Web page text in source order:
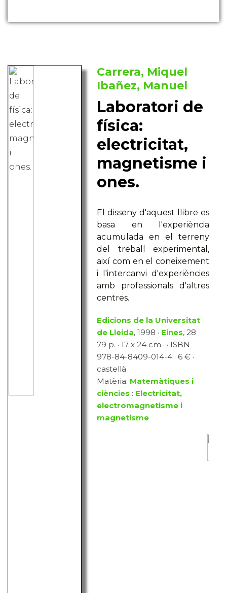
Carrera, Miquel
Ibañez, Manuel
Laboratori de
física:
electricitat,
magnetisme i
ones.
El disseny d'aquest llibre es
basa en l'experiència
acumulada en el terreny
del treball experimental,
així com en el coneixement
i l'intercanvi d'experiències
amb professionals d'altres
centres.
Edicions de la Universitat
de Lleida, 1998 · Eines, 28
79 p. · 17 x 24 cm · · ISBN
978-84-8409-014-4 · 6 € ·
castellà
Matèria: Matemàtiques i
ciències : Electricitat,
electromagnetisme i
magnetisme